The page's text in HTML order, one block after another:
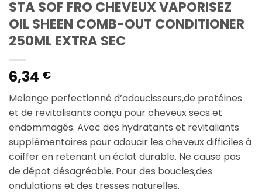
STA SOF FRO CHEVEUX VAPORISEZ
OIL SHEEN COMB-OUT CONDITIONER
250ML EXTRA SEC
6,34 €
Melange perfectionné d’adoucisseurs,de protéines
et de revitalisants conçu pour cheveux secs et
endommagés. Avec des hydratants et revitaliants
supplémentaires pour adoucir les cheveux difficiles à
coiffer en retenant un éclat durable. Ne cause pas
de dépot désagréable. Pour des boucles,des
ondulations et des tresses naturelles.